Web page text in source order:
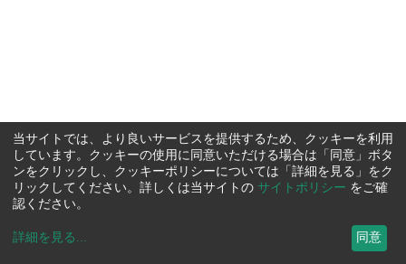
当サイトでは、より良いサービスを提供するため、クッキーを利用
しています。クッキーの使用に同意いただける場合は「同意」ボタ
ンをクリックし、クッキーポリシーについては「詳細を見る」をク
リックしてください。詳しくは当サイトの サイトポリシー をご確
認ください。
詳細を見る ... 同意